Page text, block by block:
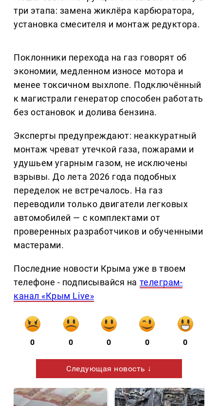
три этапа: замена жиклёра карбюратора,
установка смесителя и монтаж редуктора.
Поклонники перехода на газ говорят об
экономии, медленном износе мотора и
менее токсичном выхлопе. Подключённый
к магистрали генератор способен работать
без остановок и долива бензина.
Эксперты предупреждают: неаккуратный
монтаж чреват утечкой газа, пожарами и
удушьем угарным газом, не исключены
взрывы. До лета 2026 года подобных
переделок не встречалось. На газ
переводили только двигатели легковых
автомобилей — с комплектами от
проверенных разработчиков и обученными
мастерами.
Последние новости Крыма уже в твоем
телефоне - подписывайся на телеграм-
канал «Крым Live»
0 0 0 0 0
Следующая новость ↓